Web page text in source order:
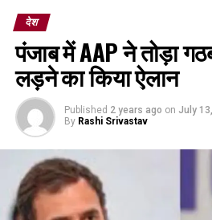
देश
पंजाब में AAP ने तोड़ा
लड़ने का किया ऐलान
Published 2 years ago on July
By Rashi Srivastav